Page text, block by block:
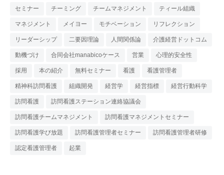
セミナー チーミング チームマネジメント ティール組織
マネジメント メイヨー モチベーション リフレクション
リーダーシップ 二要因理論 人間関係論 介護経営ドットコム
動機づけ 合同会社manabicoケース 営業 心理的安全性
採用 本の紹介 無料セミナー 看護 看護管理者
精神科訪問看護 組織開発 経営学 経営指標 経営行動科学
訪問看護 訪問看護ステーション連絡協議会
訪問看護チームマネジメント 訪問看護マネジメントセミナー
訪問看護学び放題 訪問看護管理者セミナー 訪問看護管理者研修
認定看護管理者 起業